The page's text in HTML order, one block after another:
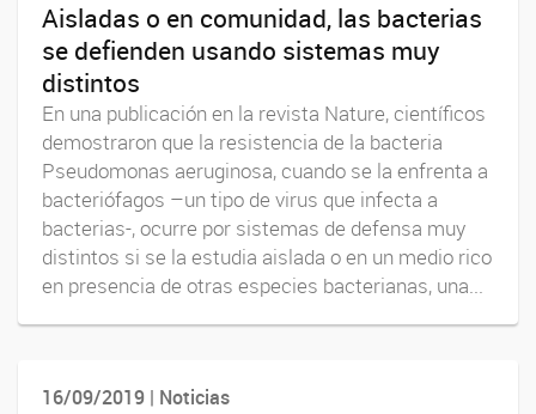
Aisladas o en comunidad, las bacterias
se defienden usando sistemas muy
distintos
En una publicación en la revista Nature, científicos
demostraron que la resistencia de la bacteria
Pseudomonas aeruginosa, cuando se la enfrenta a
bacteriófagos –un tipo de virus que infecta a
bacterias-, ocurre por sistemas de defensa muy
distintos si se la estudia aislada o en un medio rico
en presencia de otras especies bacterianas, una...
16/09/2019 | Noticias